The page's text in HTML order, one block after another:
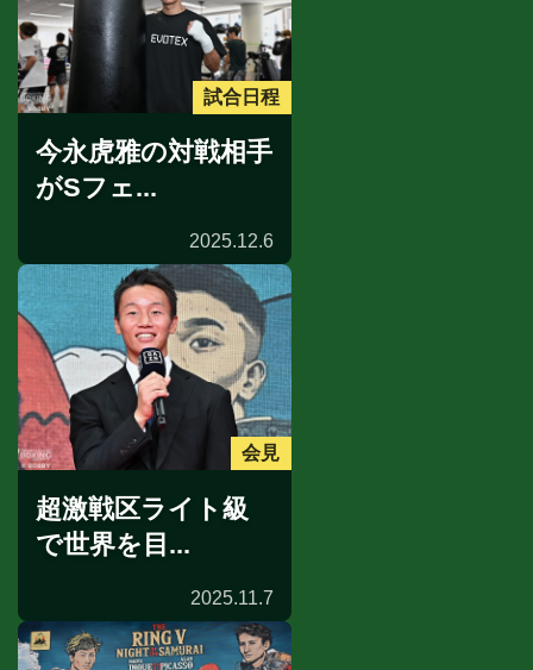
試合日程
今永虎雅の対戦相手
がSフェ...
2025.12.6
会見
超激戦区ライト級
で世界を目...
2025.11.7